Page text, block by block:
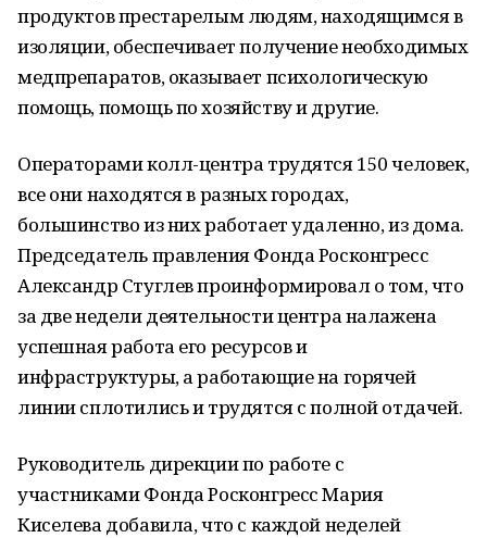
продуктов престарелым людям, находящимся в
изоляции, обеспечивает получение необходимых
медпрепаратов, оказывает психологическую
помощь, помощь по хозяйству и другие.
Операторами колл-центра трудятся 150 человек,
все они находятся в разных городах,
большинство из них работает удаленно, из дома.
Председатель правления Фонда Росконгресс
Александр Стуглев проинформировал о том, что
за две недели деятельности центра налажена
успешная работа его ресурсов и
инфраструктуры, а работающие на горячей
линии сплотились и трудятся с полной отдачей.
Руководитель дирекции по работе с
участниками Фонда Росконгресс Мария
Киселева добавила, что с каждой неделей